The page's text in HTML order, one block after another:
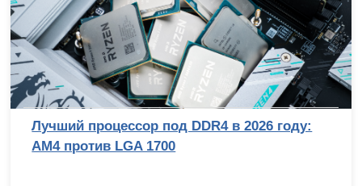
Лучший процессор под DDR4 в 2026 году:
AM4 против LGA 1700